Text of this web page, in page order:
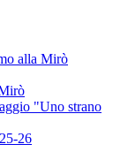
alla Mirò
"Uno strano
26